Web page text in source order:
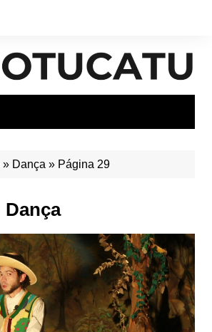
» Dança » Página 29
Dança